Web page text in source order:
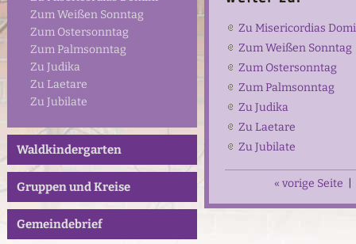
Zum Weißen Sonntag
Zum Ostersonntag
Zum Palmsonntag
Zu Judika
Zu Laetare
Zu Jubilate
Waldkindergarten
Gruppen und Kreise
Gemeindebrief
Zu Misericordias
Zum Weißen Sonntag
Zum Ostersonntag
Zum Palmsonntag
Zu Judika
Zu Laetare
Zu Jubilate
« vorige Seite